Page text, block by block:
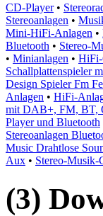
CD-Player•
Stereoanlagen •
Mini-HiFi-Anlagen •
Bluetooth • Stereo-
• Minianlagen • HiFi-
Schallplattenspieler
Design Spieler Fm
Anlagen • HiFi-
mit DAB+, FM, BT,
Player und Bluetooth
Stereoanlagen
Music Drahtlose
Aux • Stereo-Musik-
(3)